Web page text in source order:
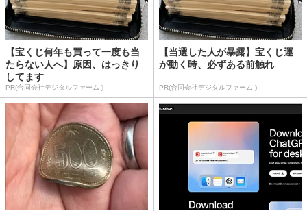
【宝くじ何年も買って一度も当
たらない人へ】原因、はっきり
してます
PR(合同会社デジタルファーム )
【当選した人が暴露】宝くじ運
が動く時、必ずある前触れ
PR(合同会社デジタルファーム )